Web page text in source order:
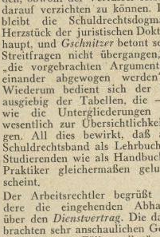
darauf verzichten zu können.
bleibt die
Herzstück der juristischen
haupt, und Gschnitzer betont
Streitfragen nicht übergangen,
„die vorgebrachten
einander abgewogen
Wiederum bedient sich der
ausgiebig der Tabellen, die
wie die Untergliederungen
wesentlich zur
gen. All dies bewirkt, daß
Schuldrechtsband als Lehrbuch
Studierenden wie als
Praktiker gleichermaßen
scheint.
Der
Arbeitsrechtler begrüßt
dere die eingehenden
über den Dienstvertrag. Die
brachten sehr anschaulichen